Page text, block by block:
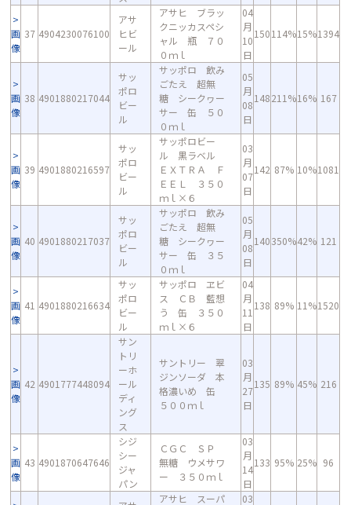
画
像
37 4904230076100
アサ
ヒビ
ール
アサヒ ブラッ
クニッカスペシ
ャル 瓶 ７０
０ｍｌ
04
月
10
日
150114%15%1394
画
像
38 4901880217044
サッ
ポロ
ビー
ル
サッポロ 飲み
ごたえ 超無
糖 シークヮー
サー 缶 ５０
０ｍｌ
05
月
08
日
148211%16% 167
画
像
39 4901880216597
サッ
ポロ
ビー
ル
サッポロビー
ル 黒ラベル
ＥＸＴＲＡ Ｆ
ＥＥＬ ３５０
ｍｌ×６
03
月
07
日
142 87% 10%1081
画
像
40 4901880217037
サッ
ポロ
ビー
ル
サッポロ 飲み
ごたえ 超無
糖 シークヮー
サー 缶 ３５
０ｍｌ
05
月
08
日
140350%42% 121
画
像
41 4901880216634
サッ
ポロ
ビー
ル
サッポロ ヱビ
ス ＣＢ 藍想
う 缶 ３５０
ｍｌ×６
04
月
11
日
138 89% 11%1520
画
像
42 4901777448094
サン
トリ
ーホ
ール
ディ
ング
ス
サントリー 翠
ジンソーダ 本
格濃いめ 缶
５００ｍｌ
03
月
27
日
135 89% 45% 216
画
像
43 4901870647646
シジ
シー
ジャ
パン
ＣＧＣ ＳＰ
無糖 ウメサワ
ー ３５０ｍｌ
03
月
14
日
133 95% 25% 96
アサヒ スーパ
03